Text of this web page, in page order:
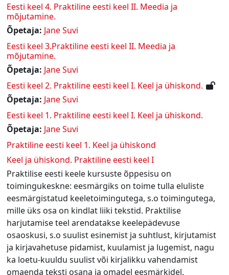
Eesti keel 4. Praktiline eesti keel II. Meedia ja
mõjutamine.
Õpetaja: Jane Suvi
Eesti keel 3.Praktiline eesti keel II. Meedia ja
mõjutamine.
Õpetaja: Jane Suvi
Eesti keel 2. Praktiline eesti keel I. Keel ja ühiskond.
Õpetaja: Jane Suvi
Eesti keel 1. Praktiline eesti keel I. Keel ja ühiskond.
Õpetaja: Jane Suvi
Praktiline eesti keel 1. Keel ja ühiskond
Keel ja ühiskond. Praktiline eesti keel I
Praktilise eesti keele kursuste õppesisu on
toimingukeskne: eesmärgiks on toime tulla eluliste
eesmärgistatud keeletoimingutega, s.o toimingutega,
mille üks osa on kindlat liiki tekstid. Praktilise
harjutamise teel arendatakse keelepädevuse
osaoskusi, s.o suulist esinemist ja suhtlust, kirjutamist
ja kirjavahetuse pidamist, kuulamist ja lugemist, nagu
ka loetu-kuuldu suulist või kirjalikku vahendamist
omaenda teksti osana ja omadel eesmärkidel.